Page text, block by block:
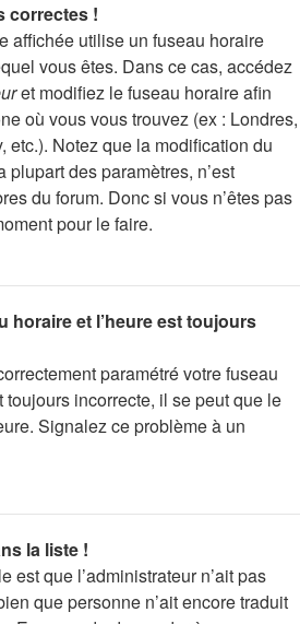
correctes !
affichée utilise un fuseau horaire
vous êtes. Dans ce cas, accédez
et modifiez le fuseau horaire afin
où vous vous trouvez (ex : Londres,
etc.). Notez que la modification du
des paramètres, n’est
du forum. Donc si vous n’êtes pas
pour le faire.
horaire et l’heure est toujours
paramétré votre fuseau
toujours incorrecte, il se peut que le
Signalez ce problème à un
la liste !
est que l’administrateur n’ait pas
que personne n’ait encore traduit